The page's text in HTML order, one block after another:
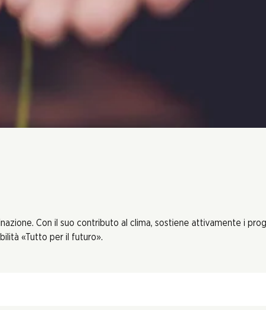
Con il suo contributo al clima, sostiene attivamente i
«Tutto per il futuro».